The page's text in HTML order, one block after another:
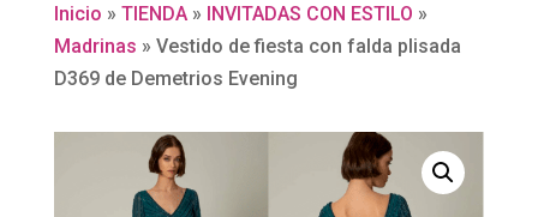
Inicio » TIENDA» INVITADAS CON ESTILO »
Madrinas » Vestido de fiesta con falda plisada
D369 de Demetrios Evening